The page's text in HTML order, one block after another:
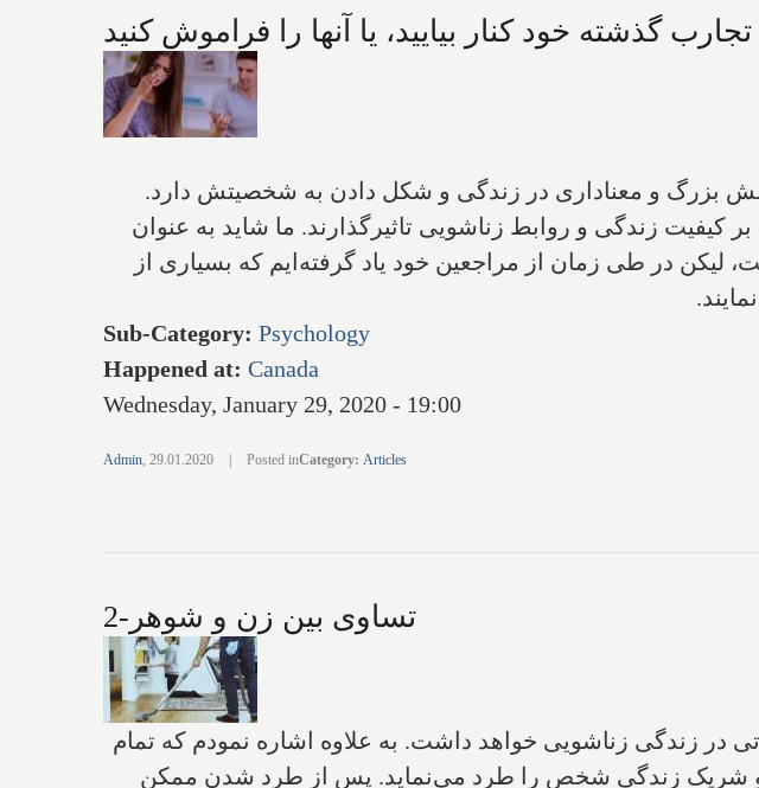
گذشته خود کنار بیایید، یا آنها را فراموش کنید
بزرگ و معنا‌داری در زندگی و شکل دادن به شخصیتش دارد.
کیفیت زندگی و روابط زناشویی تاثیرگذارند. ما شاید به عنوان
در طی زمان از مراجعین خود یاد گرفته‌ایم که بسیاری از
Sub-Category: Psychology
Happened at: Canada
Wednesday, January 29, 2020 - 19:00
Admin, 29.01.2020 Posted inCategory: Articles
تساوی بین زن و شوهر-2
در زندگی زناشویی خواهد د‌اشت. به علاوه اشاره نمودم که تمام
و شریک زندگی شخص را طرد می‌نماید. پس از طرد شدن ممکن